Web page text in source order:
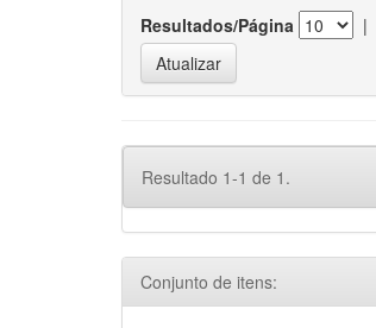
Resultados/Página |
Resultado 1-1 de 1.
Conjunto de itens: